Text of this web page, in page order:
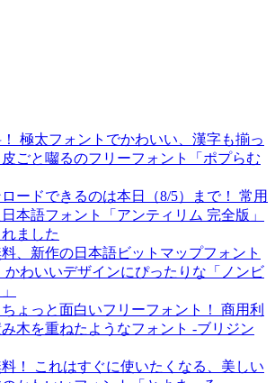
極太フォントでかわいい、漢字も揃っ
ごと囓るのフリーフォント「ポプらむ
ードできるのは本日（8/5）まで！ 常用
本語フォント「アンティリム 完全版」
ました
、新作の日本語ビットマップフォント
かわいいデザインにぴったりな「ノンビ
ょっと面白いフリーフォント！ 商用利
木を重ねたようなフォント -ブリジン
！ これはすぐに使いたくなる、美しい